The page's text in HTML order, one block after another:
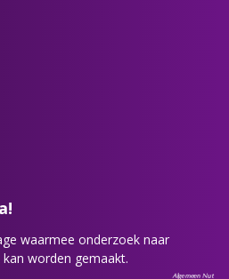
waarmee onderzoek naar
worden gemaakt.